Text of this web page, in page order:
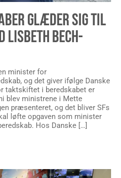
GLÆDER SIG TIL
LISBETH BECH-
minister for
og det giver ifølge Danske
taktskiftet i beredskabet er
blev ministrene i Mette
præsenteret, og det bliver SFs
løfte opgaven som minister
Hos Danske […]